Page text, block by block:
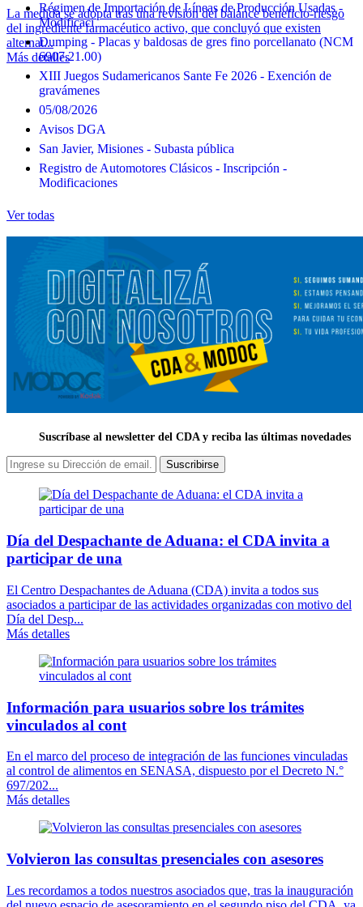
La medida se adopta tras una revisión del balance beneficio-riesgo
del ingrediente farmacéutico activo, que concluyó que existen
alternat...
Más detalles
Régimen de Importación de Líneas de Producción Usadas -
Modificaci
Dumping - Placas y baldosas de gres fino porcellanato (NCM
6907.21.00)
XIII Juegos Sudamericanos Sante Fe 2026 - Exención de
gravámenes
05/08/2026
Avisos DGA
San Javier, Misiones - Subasta pública
Registro de Automotores Clásicos - Inscripción -
Modificaciones
Ver todas
Suscríbase al newsletter del CDA y reciba las últimas novedades
Suscribirse
Día del Despachante de Aduana: el CDA invita a
participar de una
El Centro Despachantes de Aduana (CDA) invita a todos sus
asociados a participar de las actividades organizadas con motivo del
Día del Desp...
Más detalles
Información para usuarios sobre los trámites
vinculados al cont
En el marco del proceso de integración de las funciones vinculadas
al control de alimentos en SENASA, dispuesto por el Decreto N.°
697/202...
Más detalles
Volvieron las consultas presenciales con asesores
Les recordamos a todos nuestros asociados que, tras la inauguración